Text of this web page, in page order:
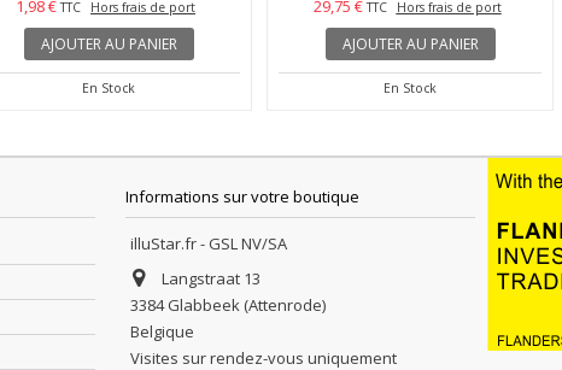
1,98 € TTC Hors frais de port
AJOUTER AU PANIER
En Stock
29,75 € TTC Hors frais de port
AJOUTER AU PANIER
En Stock
Informations sur votre boutique
illuStar.fr - GSL NV/SA
Langstraat 13
3384 Glabbeek (Attenrode)
Belgique
Visites sur rendez-vous uniquement